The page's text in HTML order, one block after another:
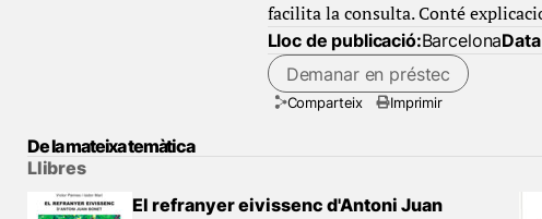
facilita la consulta. Conté
Lloc de publicació:Barcelona
Demanar en préstec
Comparteix Imprimir
De la mateixa temàtica
Llibres
El refranyer eivissenc d'Antoni Juan